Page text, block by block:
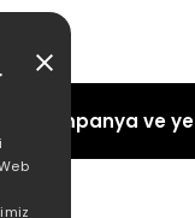
Kampanya ve